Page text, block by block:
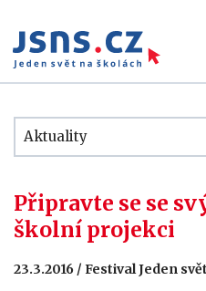
Aktuality
Připravte se se
školní projekci
23.3.2016 / Festival Jeden